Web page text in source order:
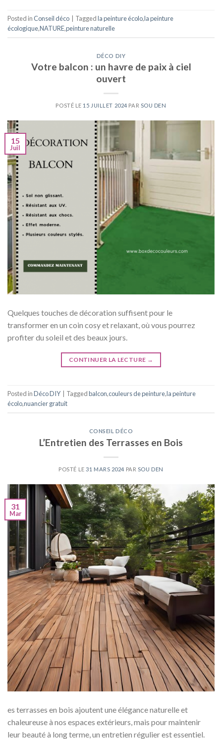
Posted inConseil déco Taggedla peinture écolo,la peinture
écologique,NATURE,peinture naturelle
DÉCO DIY
Votre balcon : un havre de paix à ciel
ouvert
POSTÉ LE 15 JUILLET 2024 PAR SOU DEN
15
Juil
Quelques touches de décoration suffisent pour le
transformer en un coin cosy et relaxant, où vous pourrez
profiter du soleil et des beaux jours.
CONTINUER LA LECTURE →
Posted inDéco DIY Taggedbalcon,couleurs de peinture,la peinture
écolo,nuancier gratuit
CONSEIL DÉCO
L’Entretien des Terrasses en Bois
POSTÉ LE31 MARS 2024 PAR SOU DEN
31
Mar
es terrasses en bois ajoutent une élégance naturelle et
chaleureuse à nos espaces extérieurs, mais pour maintenir
leur beauté à long terme, un entretien régulier est essentiel.